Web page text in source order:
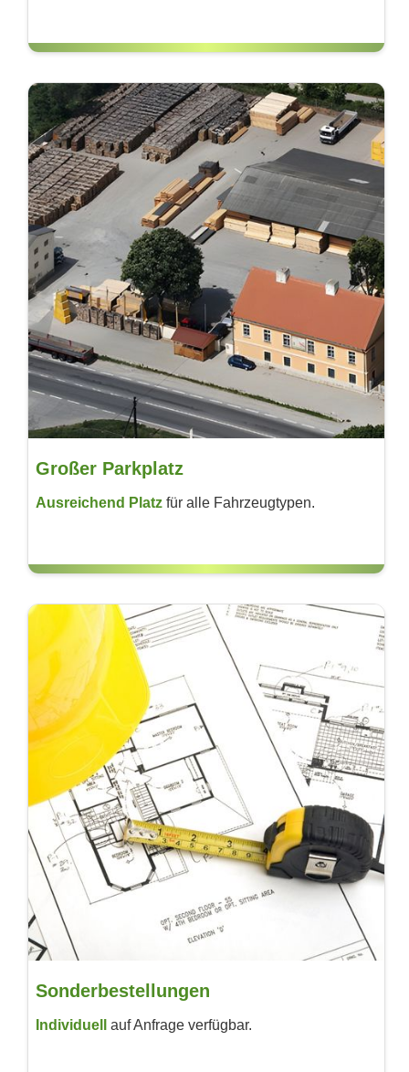
Großer Parkplatz
Ausreichend Platz für alle Fahrzeug­typen.
Sonderbestellungen
Individuell auf Anfrage verfügbar.